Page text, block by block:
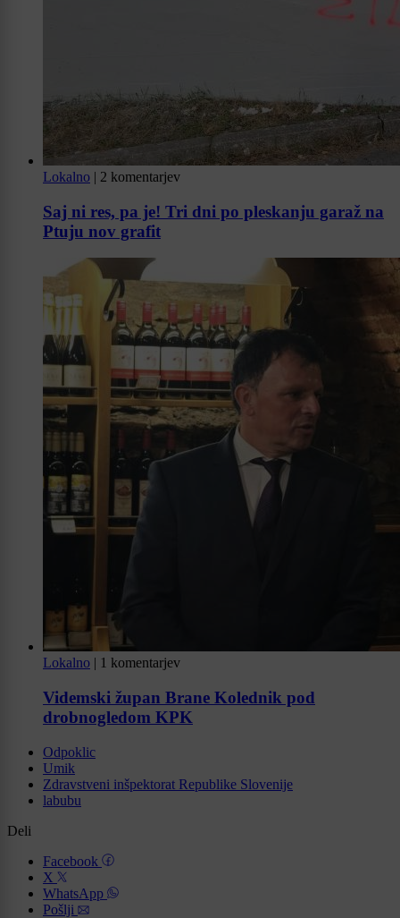
Lokalno | 2 komentarjev
Saj ni res, pa je! Tri dni po pleskanju garaž na
Ptuju nov grafit
Lokalno | 1 komentarjev
Videmski župan Brane Kolednik pod
drobnogledom KPK
Odpoklic
Umik
Zdravstveni inšpektorat Republike Slovenije
labubu
Deli
Facebook
X
WhatsApp
Pošlji